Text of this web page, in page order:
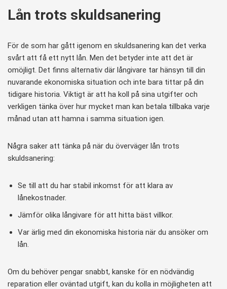
Lån trots skuldsanering
För de som har gått igenom en skuldsanering kan det verka
svårt att få ett nytt lån. Men det betyder inte att det är
omöjligt. Det finns alternativ där långivare tar hänsyn till din
nuvarande ekonomiska situation och inte bara tittar på din
tidigare historia. Viktigt är att ha koll på sina utgifter och
verkligen tänka över hur mycket man kan betala tillbaka varje
månad utan att hamna i samma situation igen.
Några saker att tänka på när du överväger lån trots
skuldsanering:
Se till att du har stabil inkomst för att klara av
lånekostnader.
Jämför olika långivare för att hitta bäst villkor.
Var ärlig med din ekonomiska historia när du ansöker om
lån.
Om du behöver pengar snabbt, kanske för en nödvändig
reparation eller oväntad utgift, kan du kolla in möjligheten att